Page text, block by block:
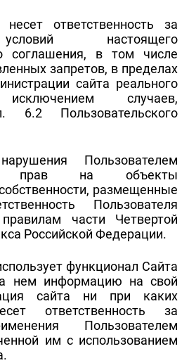
ответственность за
настоящего
соглашения, в том числе
запретов, в пределах
сайта реального
случаев,
6.2 Пользовательского
Пользователем
прав на объекты
размещенные
Пользователя
части Четвертой
Российской Федерации.
функционал Сайта
нем информацию на свой
сайта ни при каких
ответственность за
Пользователем
им с использованием